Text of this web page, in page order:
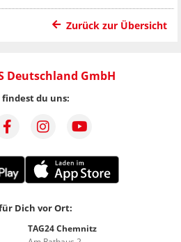
Zurück zur Übersicht
Deutschland GmbH
findest du uns:
Dich vor Ort:
TAG24 Chemnitz